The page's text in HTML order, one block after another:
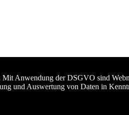
Anwendung der DSGVO sind
und Auswertung von Daten in